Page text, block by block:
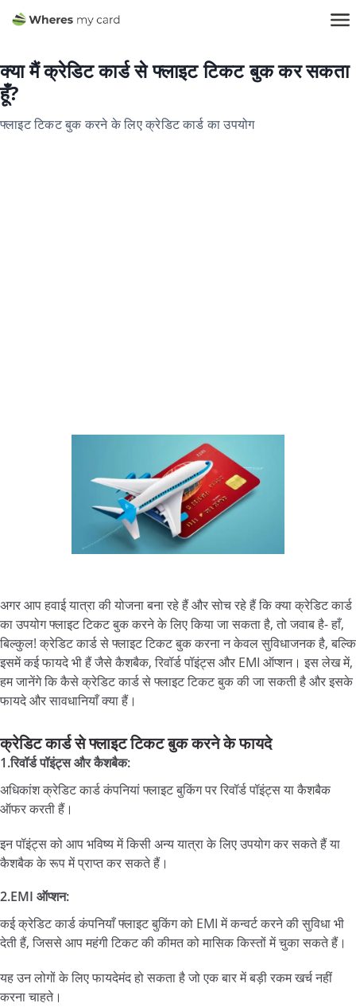
क्या मैं क्रेडिट कार्ड से फ्लाइट टिकट बुक कर सकता
हूँ?
फ्लाइट टिकट बुक करने के लिए क्रेडिट कार्ड का उपयोग
अगर आप हवाई यात्रा की योजना बना रहे हैं और सोच रहे हैं कि क्या क्रेडिट कार्ड
का उपयोग फ्लाइट टिकट बुक करने के लिए किया जा सकता है, तो जवाब है- हाँ,
बिल्कुल! क्रेडिट कार्ड से फ्लाइट टिकट बुक करना न केवल सुविधाजनक है, बल्कि
इसमें कई फायदे भी हैं जैसे कैशबैक, रिवॉर्ड पॉइंट्स और EMI ऑप्शन। इस लेख में,
हम जानेंगे कि कैसे क्रेडिट कार्ड से फ्लाइट टिकट बुक की जा सकती है और इसके
फायदे और सावधानियाँ क्या हैं।
क्रेडिट कार्ड से फ्लाइट टिकट बुक करने के फायदे
1.रिवॉर्ड पॉइंट्स और कैशबैक:
अधिकांश क्रेडिट कार्ड कंपनियां फ्लाइट बुकिंग पर रिवॉर्ड पॉइंट्स या कैशबैक
ऑफर करती हैं।
इन पॉइंट्स को आप भविष्य में किसी अन्य यात्रा के लिए उपयोग कर सकते हैं या
कैशबैक के रूप में प्राप्त कर सकते हैं।
2.EMI ऑप्शन:
कई क्रेडिट कार्ड कंपनियाँ फ्लाइट बुकिंग को EMI में कन्वर्ट करने की सुविधा भी
देती हैं, जिससे आप महंगी टिकट की कीमत को मासिक किस्तों में चुका सकते हैं।
यह उन लोगों के लिए फायदेमंद हो सकता है जो एक बार में बड़ी रकम खर्च नहीं
करना चाहते।